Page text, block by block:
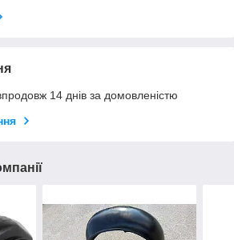
14 днів за домовленістю